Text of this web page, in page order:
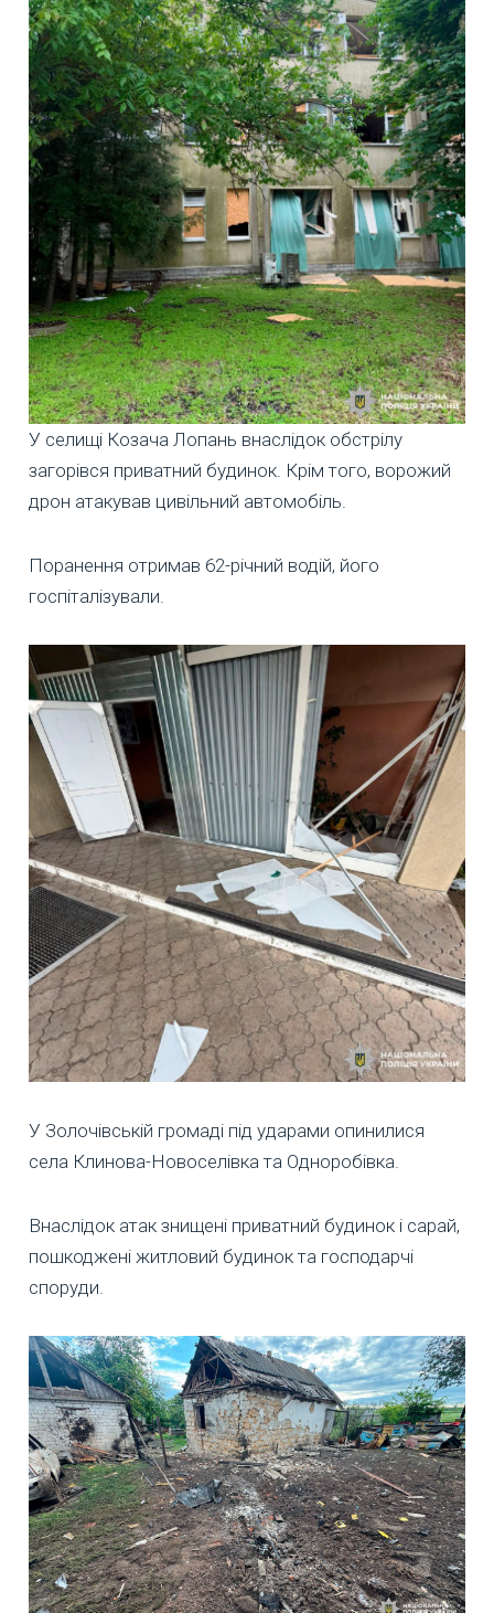
У селищі Козача Лопань внаслідок обстрілу
загорівся приватний будинок. Крім того, ворожий
дрон атакував цивільний автомобіль.
Поранення отримав 62-річний водій, його
госпіталізували.
У Золочівській громаді під ударами опинилися
села Клинова-Новоселівка та Одноробівка.
Внаслідок атак знищені приватний будинок і сарай,
пошкоджені житловий будинок та господарчі
споруди.